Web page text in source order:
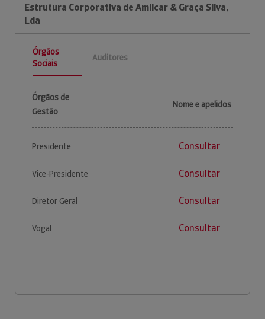
Estrutura Corporativa de Amilcar & Graça Silva,
Lda
Órgãos
Sociais
Auditores
Órgãos de
Gestão
Nome e apelidos
Presidente Consultar
Vice-Presidente Consultar
Diretor Geral Consultar
Vogal Consultar